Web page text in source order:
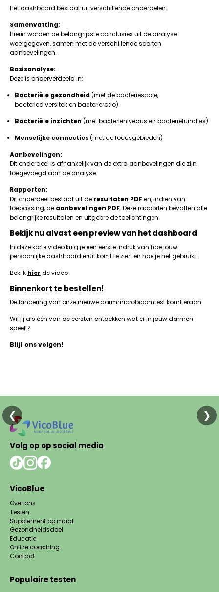
Het dashboard bestaat uit verschillende onderdelen:
Samenvatting:
Hierin worden de belangrijkste conclusies uit de analyse
weergegeven, samen met de verschillende soorten
aanbevelingen.
Basisanalyse:
Deze is onderverdeeld in:
Bacteriële gezondheid(met de bacteriescore,
bacteriediversiteit en bacterieratio)
Bacteriële inzichten (met bacterieniveaus en bacteriefuncties)
Menselijke connecties(met de focusgebieden)
Aanbevelingen:
Dit onderdeel is afhankelijk van de extra aanbevelingen die zijn
toegevoegd aan de analyse.
Rapporten:
Dit onderdeel bestaat uit de resultaten PDFen, indien van
toepassing, de aanbevelingen PDF. Deze rapporten bevatten alle
belangrijke resultaten en uitgebreide toelichtingen.
Bekijk nu alvast een preview van het dashboard
In deze korte video krijg je een eerste indruk van hoe jouw
persoonlijke dashboard eruit komt te zien en hoe je het gebruikt.
Bekijk hier de video
Binnenkort te bestellen!
De lancering van onze nieuwe darmmicrobioomtest komt eraan.
Wil jij als één van de eersten ontdekken wat er in jouw darmen
speelt?
Blijf ons volgen!
❮ ❯
Volg op op social media
VicoBlue
Over ons
Testen
Supplement op maat
Gezondheidsdoel
Educatie
Online coaching
Contact
Populaire testen